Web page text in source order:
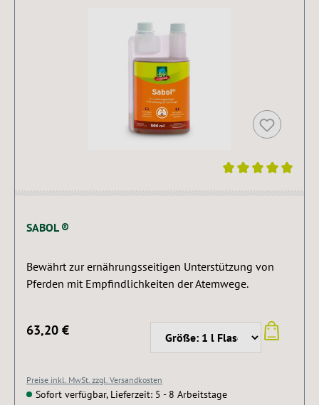
SABOL ®
Bewährt zur ernährungsseitigen Unterstützung von
Pferden mit Empfindlichkeiten der Atemwege.
63,20 €
Preise inkl. MwSt. zzgl. Versandkosten
Sofort verfügbar, Lieferzeit: 5 - 8 Arbeitstage